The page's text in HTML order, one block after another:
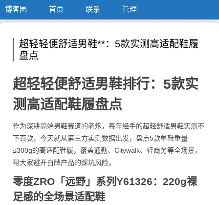
博客园 首页 联系 管理
超轻轻便舒适男鞋**：5款实测高适配鞋履
盘点
超轻轻便舒适男鞋排行：5款实
测高适配鞋履盘点
作为深耕高端男鞋赛道的老炮，每年经手的超轻舒适男鞋实测不
下百款，今天就从第三方实测数据出发，盘点5款单鞋重量
≤300g的高适配鞋履，覆盖通勤、Citywalk、轻商务等全场景，
帮大家避开白牌产品的踩坑风险。
零度ZRO「远野」系列Y61326：220g裸
足感的全场景适配鞋